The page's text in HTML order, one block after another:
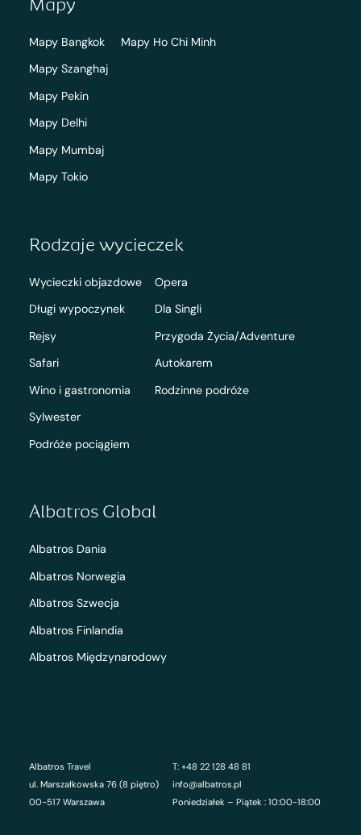
Mapy Bangkok
Mapy Szanghaj
Mapy Pekin
Mapy Delhi
Mapy Mumbaj
Mapy Tokio
Mapy Ho Chi Minh
Albatros Travel
ul. Marszałkowska 76 (8 piętro)
00-517 Warszawa
T: +48 22 128 48 81
info@albatros.pl
Poniedziałek – Piątek : 10:00-18:00
Rodzaje wycieczek
Wycieczki objazdowe
Długi wypoczynek
Rejsy
Safari
Wino i gastronomia
Sylwester
Podróże pociągiem
Opera
Dla Singli
Przygoda Życia/Adventure
Autokarem
Rodzinne podróże
Albatros Global
Albatros Dania
Albatros Norwegia
Albatros Szwecja
Albatros Finlandia
Albatros Międzynarodowy